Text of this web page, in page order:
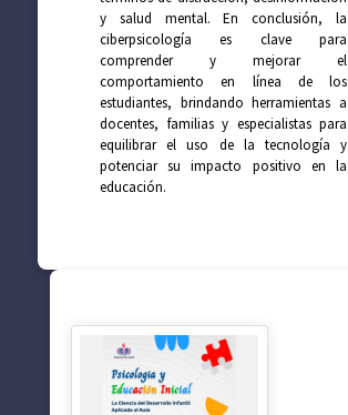
y salud mental. En conclusión, la
ciberpsicología es clave para
comprender y mejorar el
comportamiento en línea de los
estudiantes, brindando herramientas a
docentes, familias y especialistas para
equilibrar el uso de la tecnología y
potenciar su impacto positivo en la
educación.